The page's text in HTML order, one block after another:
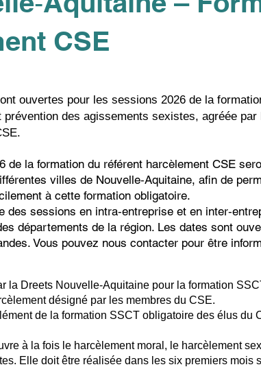
CSE
ouvertes pour les sessions 2026 de la
prévention des agissements sexistes, agréée
de la formation du référent harcèlement CSE
villes de Nouvelle‑Aquitaine, afin de
à cette formation obligatoire.
des sessions en intra‑entreprise et en
départements de la région. Les dates sont
Vous pouvez nous contacter pour être
la Dreets Nouvelle-Aquitaine pour la formation
désigné par les membres du CSE.
de la formation SSCT obligatoire des élus du
à la fois le harcèlement moral, le harcèlement
Elle doit être réalisée dans les six premiers mois